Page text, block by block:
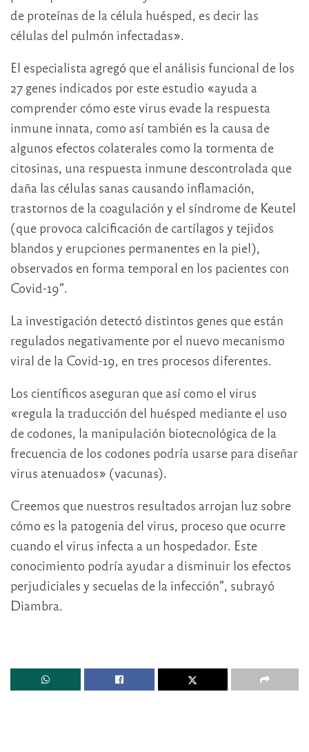
de proteínas de la célula huésped, es decir las
células del pulmón infectadas».
El especialista agregó que el análisis funcional de los
27 genes indicados por este estudio «ayuda a
comprender cómo este virus evade la respuesta
inmune innata, como así también es la causa de
algunos efectos colaterales como la tormenta de
citosinas, una respuesta inmune descontrolada que
daña las células sanas causando inflamación,
trastornos de la coagulación y el síndrome de Keutel
(que provoca calcificación de cartílagos y tejidos
blandos y erupciones permanentes en la piel),
observados en forma temporal en los pacientes con
Covid-19”.
La investigación detectó distintos genes que están
regulados negativamente por el nuevo mecanismo
viral de la Covid-19, en tres procesos diferentes.
Los científicos aseguran que así como el virus
«regula la traducción del huésped mediante el uso
de codones, la manipulación biotecnológica de la
frecuencia de los codones podría usarse para diseñar
virus atenuados» (vacunas).
Creemos que nuestros resultados arrojan luz sobre
cómo es la patogenia del virus, proceso que ocurre
cuando el virus infecta a un hospedador. Este
conocimiento podría ayudar a disminuir los efectos
perjudiciales y secuelas de la infección”, subrayó
Diambra.